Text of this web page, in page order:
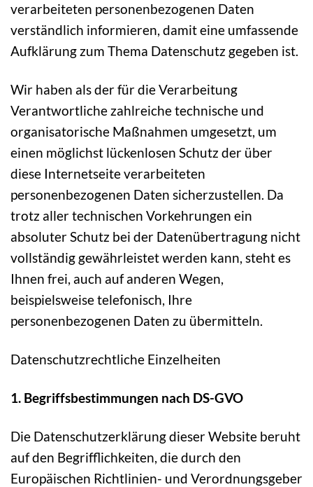
verarbeiteten personenbezogenen Daten
verständlich informieren, damit eine umfassende
Aufklärung zum Thema Datenschutz gegeben ist.
Wir haben als der für die Verarbeitung
Verantwortliche zahlreiche technische und
organisatorische Maßnahmen umgesetzt, um
einen möglichst lückenlosen Schutz der über
diese Internetseite verarbeiteten
personenbezogenen Daten sicherzustellen. Da
trotz aller technischen Vorkehrungen ein
absoluter Schutz bei der Datenübertragung nicht
vollständig gewährleistet werden kann, steht es
Ihnen frei, auch auf anderen Wegen,
beispielsweise telefonisch, Ihre
personenbezogenen Daten zu übermitteln.
Datenschutzrechtliche Einzelheiten
1. Begriffsbestimmungen nach DS-GVO
Die Datenschutzerklärung dieser Website beruht
auf den Begrifflichkeiten, die durch den
Europäischen Richtlinien- und Verordnungsgeber